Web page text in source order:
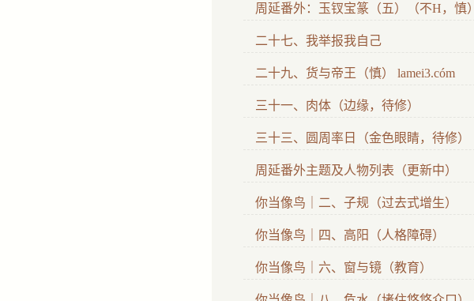
周延番外：玉钗宝篆（五）（不H，慎）
二十七、我举报我自己
二十九、货与帝王（慎） lamei3.cóm
三十一、肉体（边缘，待修）
三十三、圆周率日（金色眼睛，待修）
周延番外主题及人物列表（更新中）
你当像鸟｜二、子规（过去式增生）
你当像鸟｜四、高阳（人格障碍）
你当像鸟｜六、窗与镜（教育）